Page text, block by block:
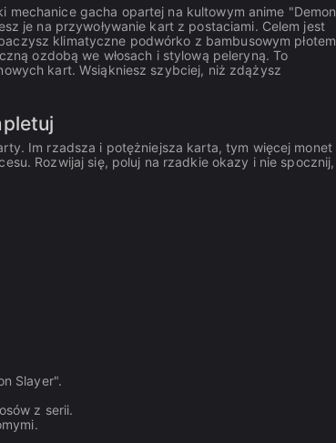
gacha opartej na kultowym anime "Demon
je na przywoływanie kart z postaciami. Celem jest
klimatyczne podwórko z bambusowym płotem
ozdobą we włosach i stylową peleryną. To
kart. Wsiąkniesz szybciej, niż zdążysz
Im rzadsza i potężniejsza karta, tym więcej monet
Rozwijaj się, poluj na rzadkie okazy i nie spocznij,
Slayer".
z serii.